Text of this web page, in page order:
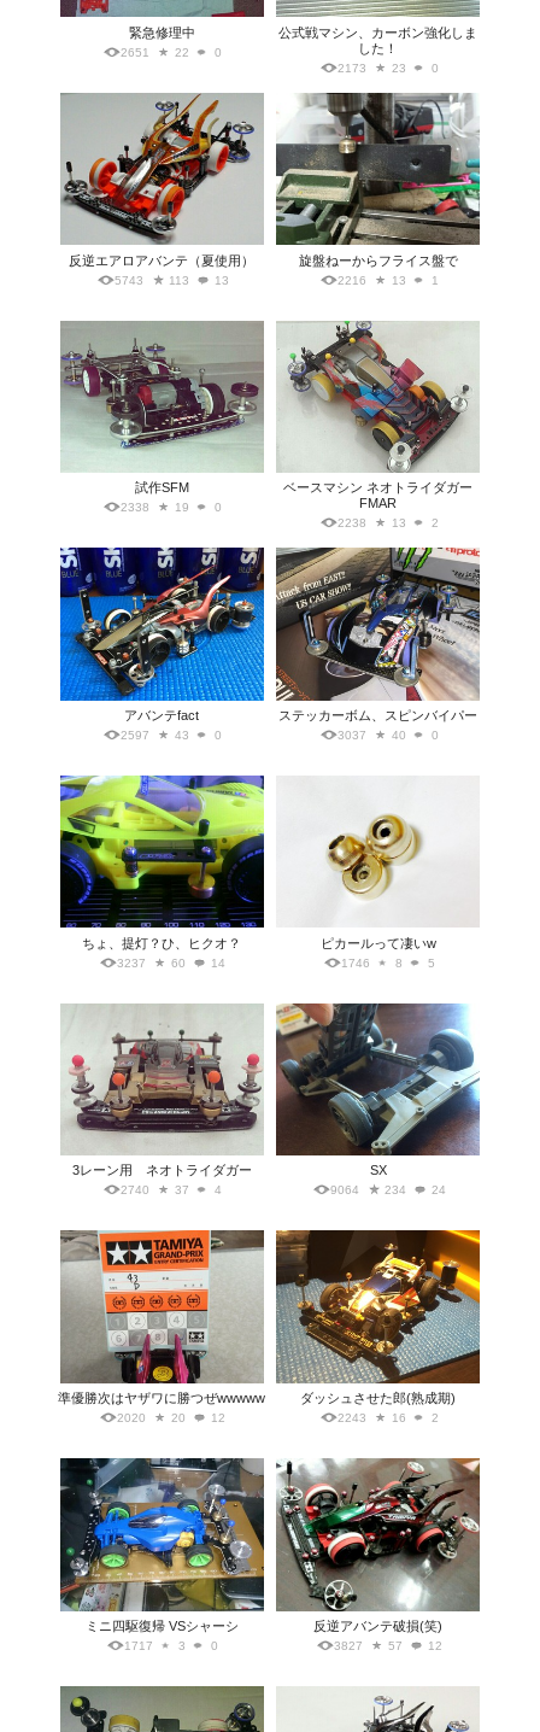
緊急修理中
2651 22 0
公式戦マシン、カーボン強化しま
した！
2173 23 0
反逆エアロアバンテ（夏使用）
5743 113 13
旋盤ねーからフライス盤で
2216 13 1
試作SFM
2338 19 0
ベースマシン ネオトライダガー
FMAR
2238 13 2
アバンテfact
2597 43 0
ステッカーボム、スピンバイパー
3037 40 0
ちょ、提灯？ひ、ヒクオ？
3237 60 14
ピカールって凄いw
1746 8 5
3レーン用 ネオトライダガー
2740 37 4
SX
9064 234 24
準優勝次はヤザワに勝つぜwwwww
2020 20 12
ダッシュさせた郎(熟成期)
2243 16 2
ミニ四駆復帰 VSシャーシ
1717 3 0
反逆アバンテ破損(笑)
3827 57 12